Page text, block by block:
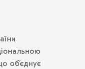
об’єднує